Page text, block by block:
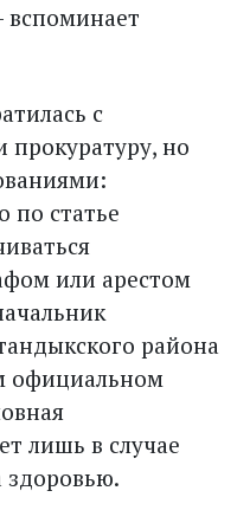
вспоминает
с
но
по статье
или арестом
района
официальном
лишь в случае
здоровью.